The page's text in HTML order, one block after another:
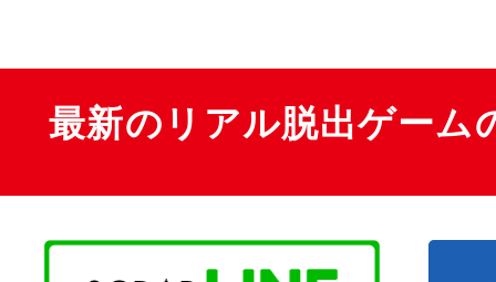
最新のリアル脱出ゲーム